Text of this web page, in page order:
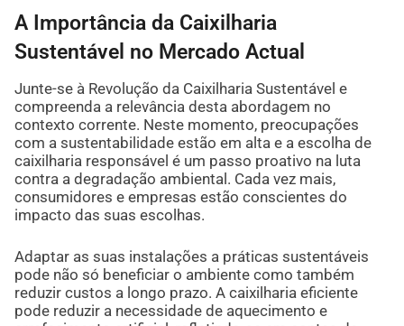
A Importância da Caixilharia
Sustentável no Mercado Actual
Junte-se à Revolução da Caixilharia Sustentável e
compreenda a relevância desta abordagem no
contexto corrente. Neste momento, preocupações
com a sustentabilidade estão em alta e a escolha de
caixilharia responsável é um passo proativo na luta
contra a degradação ambiental. Cada vez mais,
consumidores e empresas estão conscientes do
impacto das suas escolhas.
Adaptar as suas instalações a práticas sustentáveis
pode não só beneficiar o ambiente como também
reduzir custos a longo prazo. A caixilharia eficiente
pode reduzir a necessidade de aquecimento e